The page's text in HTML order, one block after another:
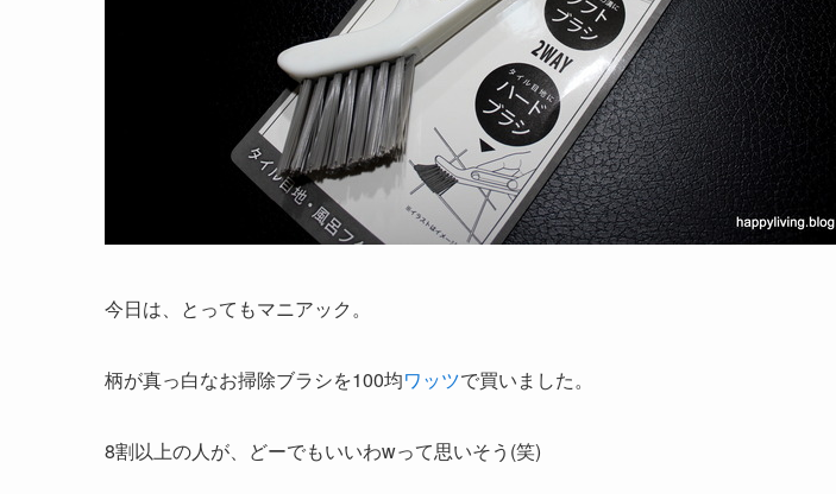
今日は、とってもマニアック。
柄が真っ白なお掃除ブラシを100均ワッツで買いました。
8割以上の人が、どーでもいいわwって思いそう(笑)